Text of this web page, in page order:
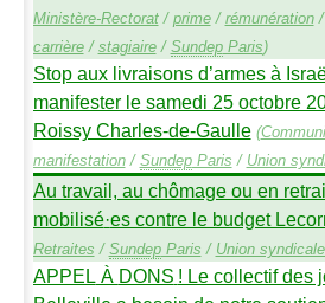
Ministère-Rectorat/ prime/ rémunération/
carrière/ stagiaire/ SundepParis)
Stop aux livraisons d’armes à
manifester le samedi 25 octobre
Roissy Charles-de-Gaulle (
manifestation/ SundepParis / Union
Au travail, au chômage ou en
mobilisé·es contre le budget
Retraites / SundepParis / Union
APPEL À DONS ! Le collectif des